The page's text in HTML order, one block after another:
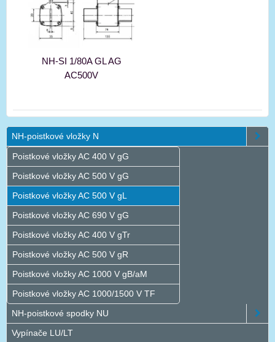
NH-SI 1/80A GL AG
AC500V
NH-poistkové vložky N
Poistkové vložky AC 400 V gG
Poistkové vložky AC 500 V gG
Poistkové vložky AC 500 V gL
Poistkové vložky AC 690 V gG
Poistkové vložky AC 400 V gTr
Poistkové vložky AC 500 V gR
Poistkové vložky AC 1000 V gB/aM
Poistkové vložky AC 1000/1500 V TF
NH-poistkové spodky NU
Vypínače LU/LT